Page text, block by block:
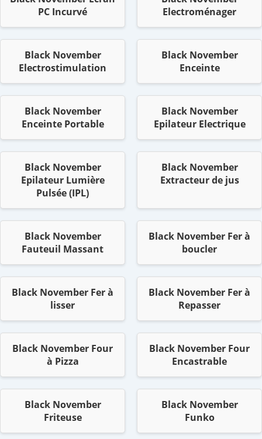
PC Incurvé
Electroménager
Black November
Electrostimulation
Black November
Enceinte
Black November
Enceinte Portable
Black November
Epilateur Electrique
Black November
Epilateur Lumière
Pulsée (IPL)
Black November
Extracteur de jus
Black November
Fauteuil Massant
Black November Fer à
boucler
Black November Fer à
lisser
Black November Fer à
Repasser
Black November Four
à Pizza
Black November Four
Encastrable
Black November
Friteuse
Black November
Funko